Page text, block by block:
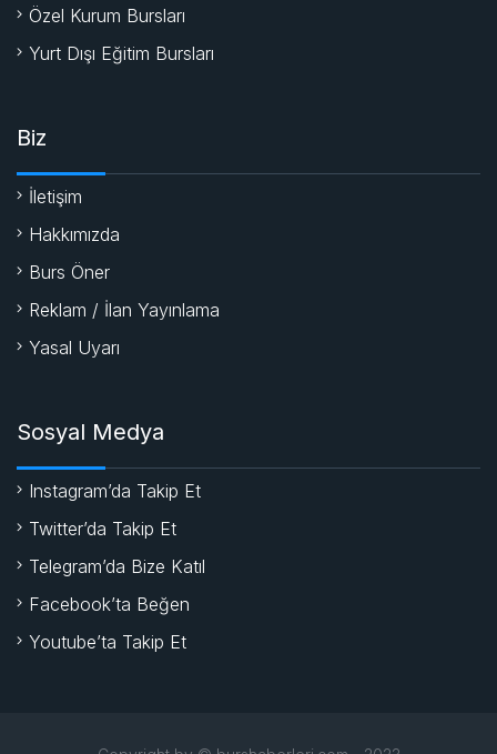
Özel Kurum Bursları
Yurt Dışı Eğitim Bursları
Biz
İletişim
Hakkımızda
Burs Öner
Reklam / İlan Yayınlama
Yasal Uyarı
Sosyal Medya
Instagram’da Takip Et
Twitter’da Takip Et
Telegram’da Bize Katıl
Facebook’ta Beğen
Youtube’ta Takip Et